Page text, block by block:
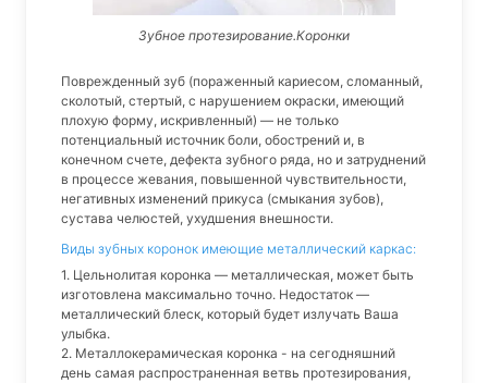
Зубное протезирование.Коронки
Поврежденный зуб (пораженный кариесом, сломанный,
сколотый, стертый, с нарушением окраски, имеющий
плохую форму, искривленный) — не только
потенциальный источник боли, обострений и, в
конечном счете, дефекта зубного ряда, но и затруднений
в процессе жевания, повышенной чувствительности,
негативных изменений прикуса (смыкания зубов),
сустава челюстей, ухудшения внешности.
Виды зубных коронок имеющие металлический каркас:
1. Цельнолитая коронка — металлическая, может быть
изготовлена максимально точно. Недостаток —
металлический блеск, который будет излучать Ваша
улыбка.
2. Металлокерамическая коронка - на сегодняшний
день самая распространенная ветвь протезирования,